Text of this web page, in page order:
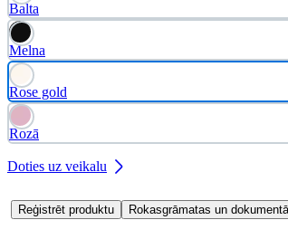
Balta
Melna
Rose gold
Rozā
Doties uz veikalu
Reģistrēt produktu Rokasgrāmatas un